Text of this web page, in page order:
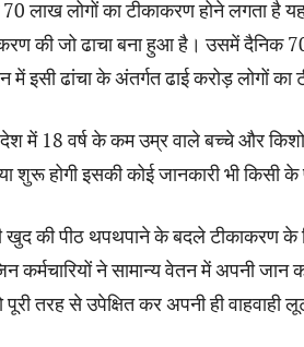
लाख लोगों का टीकाकरण होने लगता है
की जो ढाचा बना हुआ है। उसमें दैनिक
में इसी ढांचा के अंतर्गत ढाई करोड़ लोगों
देश में 18 वर्ष के कम उम्र वाले बच्चे और
शुरू होगी इसकी कोई जानकारी भी किसी के
खुद की पीठ थपथपाने के बदले टीकाकरण
कर्मचारियों ने सामान्य वेतन में अपनी
तरह से उपेक्षित कर अपनी ही